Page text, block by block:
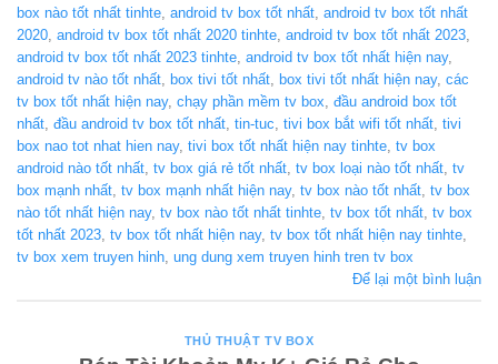
box nào tốt nhất tinhte, android tv box tốt nhất, android tv box tốt nhất
2020, android tv box tốt nhất 2020 tinhte, android tv box tốt nhất 2023,
android tv box tốt nhất 2023 tinhte, android tv box tốt nhất hiện nay,
android tv nào tốt nhất, box tivi tốt nhất, box tivi tốt nhất hiện nay, các
tv box tốt nhất hiện nay, chạy phần mềm tv box, đầu android box tốt
nhất, đầu android tv box tốt nhất, tin-tuc, tivi box bắt wifi tốt nhất, tivi
box nao tot nhat hien nay, tivi box tốt nhất hiện nay tinhte, tv box
android nào tốt nhất, tv box giá rẻ tốt nhất, tv box loại nào tốt nhất, tv
box mạnh nhất, tv box mạnh nhất hiện nay, tv box nào tốt nhất, tv box
nào tốt nhất hiện nay, tv box nào tốt nhất tinhte, tv box tốt nhất, tv box
tốt nhất 2023, tv box tốt nhất hiện nay, tv box tốt nhất hiện nay tinhte,
tv box xem truyen hinh, ung dung xem truyen hinh tren tv box
Để lại một bình luận
THỦ THUẬT TV BOX